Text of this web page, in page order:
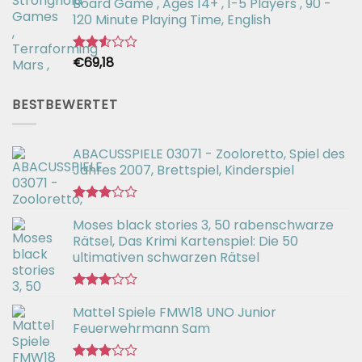
von 5
120 Minute Playing Time, English
Bewertet
von 5
€69,18
BESTBEWERTET
ABACUSSPIELE 03071 - Zooloretto, Spiel des
Jahres 2007, Brettspiel, Kinderspiel
mit
3.02
von 5
Moses black stories 3, 50 rabenschwarze
Rätsel, Das Krimi Kartenspiel: Die 50
ultimativen schwarzen Rätsel
mit
3.00
von 5
Mattel Spiele FMW18 UNO Junior
Feuerwehrmann Sam